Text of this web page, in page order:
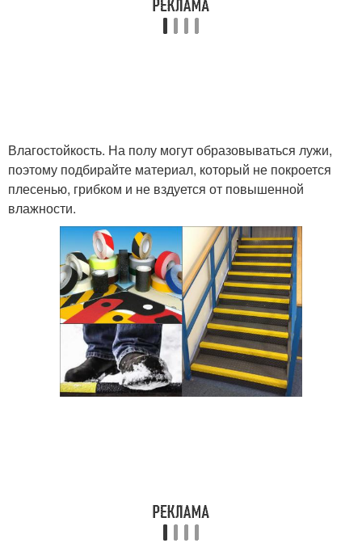
Влагостойкость. На полу могут образовываться лужи,
поэтому подбирайте материал, который не покроется
плесенью, грибком и не вздуется от повышенной
влажности.